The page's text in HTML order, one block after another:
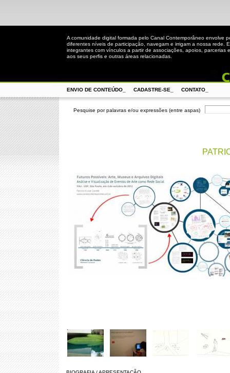
A comunidade digital formada pelo Canal Contemporâneo envolve
diferentes níveis de participação, navegam e irrigam a nossa rede.
integrantes com vínculos a partir de associações, apoios, parcerias
aos seus perfis e outras áreas relacionadas.
ENVIO DE CONTEÚDO_ CADASTRE-SE_ CONTATO_
Pesquise por palavras e/ou expressões (entre aspas)